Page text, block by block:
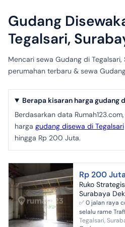
Gudang
Tegalsari,
Mencari sewa Gudang di Tegalsari,
perumahan terbaru & sewa
Berapa kisaran harga gudang
Berdasarkan data
harga gudang disewa di Tegalsari
hingga Rp 200 Juta.
Rp 200
Ruko
Surabaya
✅ 0 jalan raya
selalu rame
Bukan surat hijau Ruko Lebar 6 Lokasi
Tegalsari,